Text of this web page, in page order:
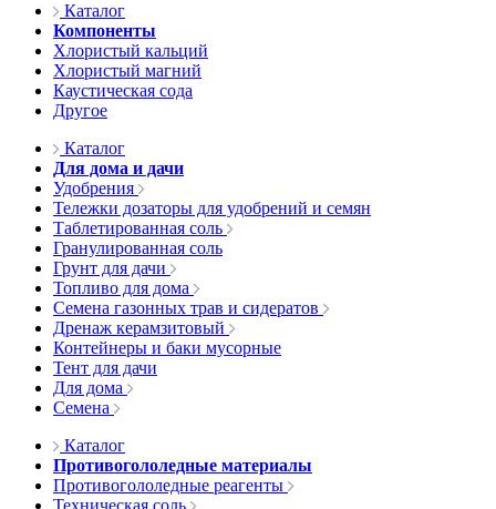
Каталог
Компоненты
Хлористый кальций
Хлористый магний
Каустическая сода
Другое
Каталог
Для дома и дачи
Удобрения
Тележки дозаторы для удобрений и семян
Таблетированная соль
Гранулированная соль
Грунт для дачи
Топливо для дома
Семена газонных трав и сидератов
Дренаж керамзитовый
Контейнеры и баки мусорные
Тент для дачи
Для дома
Семена
Каталог
Противогололедные материалы
Противогололедные реагенты
Техническая соль